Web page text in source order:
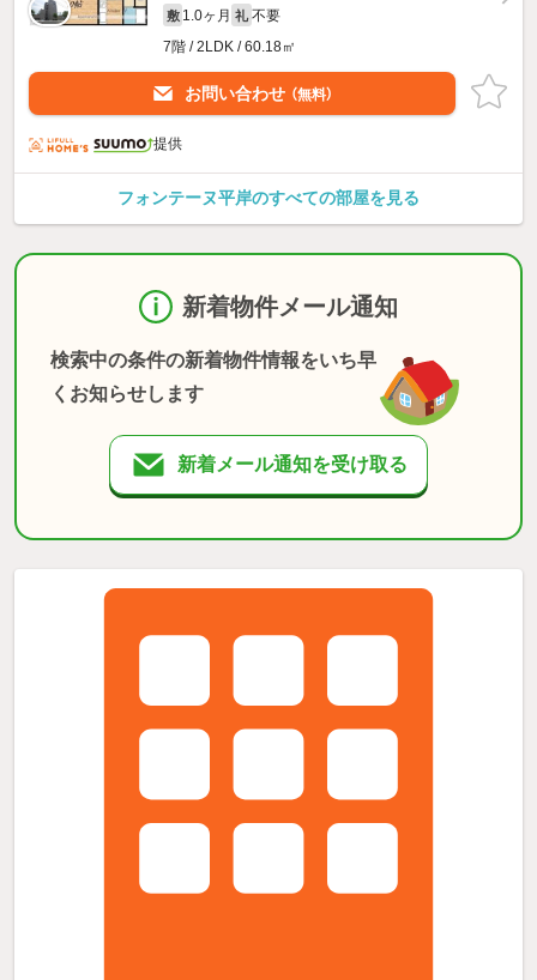
敷 1.0ヶ月 礼 不要
7階 / 2LDK / 60.18㎡
お問い合わせ （無料）
提供
フォンテーヌ平岸のすべての部屋を見る
新着物件メール通知
検索中の条件の新着物件情報をいち早
くお知らせします
新着メール通知を受け取る